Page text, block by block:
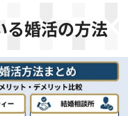
る婚活の方法